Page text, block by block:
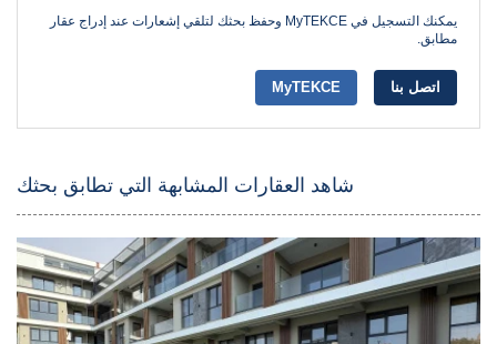
يمكنك التسجيل في MyTEKCE وحفظ بحثك لتلقي إشعارات عند إدراج عقار
مطابق.
MyTEKCE اتصل بنا
شاهد العقارات المشابهة التي تطابق بحثك